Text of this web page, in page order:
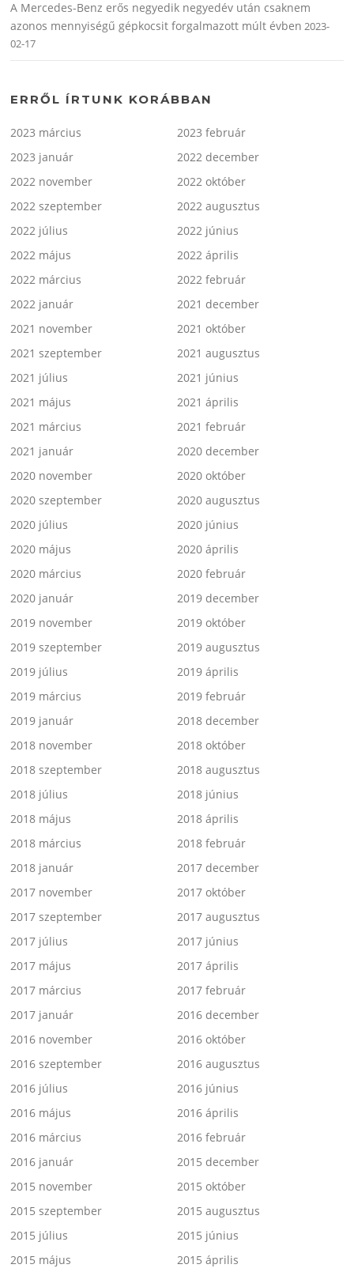
A Mercedes-Benz erős negyedik negyedév után csaknem
azonos mennyiségű gépkocsit forgalmazott múlt évben 2023-
02-17
ERRŐL ÍRTUNK KORÁBBAN
2023 március
2023 február
2023 január
2022 december
2022 november
2022 október
2022 szeptember
2022 augusztus
2022 július
2022 június
2022 május
2022 április
2022 március
2022 február
2022 január
2021 december
2021 november
2021 október
2021 szeptember
2021 augusztus
2021 július
2021 június
2021 május
2021 április
2021 március
2021 február
2021 január
2020 december
2020 november
2020 október
2020 szeptember
2020 augusztus
2020 július
2020 június
2020 május
2020 április
2020 március
2020 február
2020 január
2019 december
2019 november
2019 október
2019 szeptember
2019 augusztus
2019 július
2019 április
2019 március
2019 február
2019 január
2018 december
2018 november
2018 október
2018 szeptember
2018 augusztus
2018 július
2018 június
2018 május
2018 április
2018 március
2018 február
2018 január
2017 december
2017 november
2017 október
2017 szeptember
2017 augusztus
2017 július
2017 június
2017 május
2017 április
2017 március
2017 február
2017 január
2016 december
2016 november
2016 október
2016 szeptember
2016 augusztus
2016 július
2016 június
2016 május
2016 április
2016 március
2016 február
2016 január
2015 december
2015 november
2015 október
2015 szeptember
2015 augusztus
2015 július
2015 június
2015 május
2015 április